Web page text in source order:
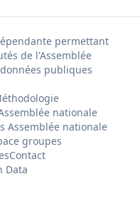
permettant
de l'Assemblée
publiques
nationale
Assemblée nationale
groupes
Contact
Data